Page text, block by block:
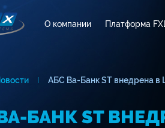
О компании Платформа
АБС Ва-Банк ST внедрена в
БАНК ST